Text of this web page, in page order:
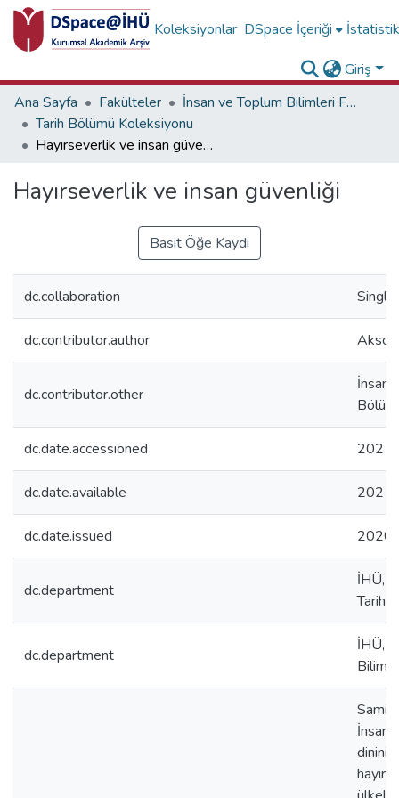
Koleksiyonlar DSpace İçeriği
Giriş
Ana Sayfa
Fakülteler
İnsan ve Toplum Bilimleri Fakültesi
Tarih Bölümü Koleksiyonu
Hayırseverlik ve insan güvenliği
Hayırseverlik ve insan güvenliği
Basit Öğe Kaydı
dc.collaboration
dc.contributor.author
dc.contributor.other
İnsan
dc.date.accessioned
dc.date.available
dc.date.issued 2020
dc.department
İHÜ,
Tarih
dc.department
İHÜ,
Bilim
İnsan